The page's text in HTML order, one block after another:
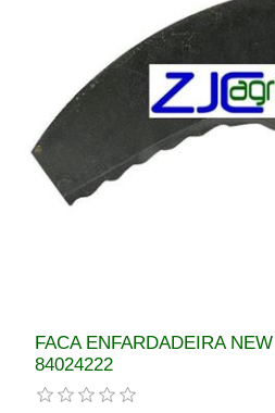
FACA ENFARDADEIRA
84024222